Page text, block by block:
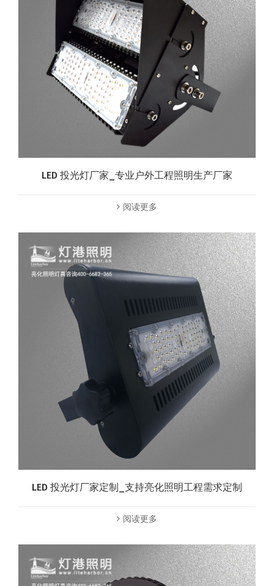
LED 投光灯厂家_专业户外工程照明生产厂家
阅读更多
LED 投光灯厂家定制_支持亮化照明工程需求定制
阅读更多